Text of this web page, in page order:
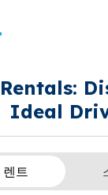
Ideal
트